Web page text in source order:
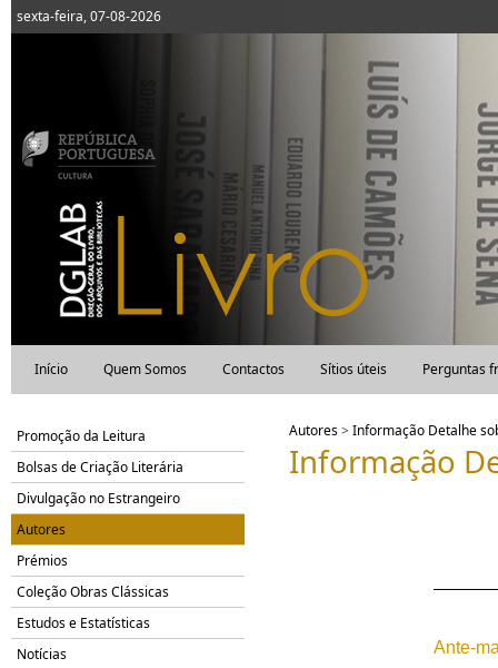
sexta-feira, 07-08-2026
Início Quem Somos Contactos Sítios úteis Perguntas
Promoção da Leitura
Bolsas de Criação Literária
Divulgação no Estrangeiro
Autores
Prémios
Coleção Obras Clássicas
Estudos e Estatísticas
Notícias
Autores>Informação Detalhe
Informação
Ante-